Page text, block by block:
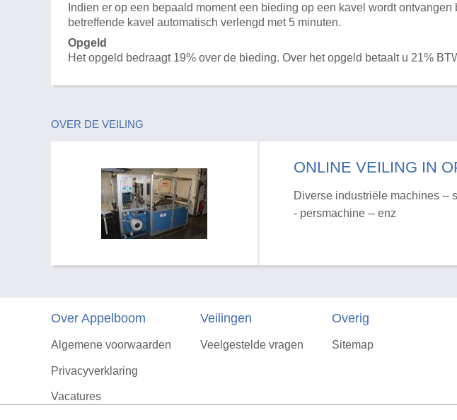
Indien er op een bepaald moment een bieding op een kavel wordt
betreffende kavel automatisch verlengd met 5 minuten.
Opgeld
Het opgeld bedraagt 19% over de bieding. Over het opgeld betaalt u 21%
OVER DE VEILING
ONLINE VEILING IN
Diverse industriële machines --
- persmachine -- enz
Over Appelboom
Algemene voorwaarden
Privacyverklaring
Vacatures
Veilingen
Veelgestelde vragen
Overig
Sitemap